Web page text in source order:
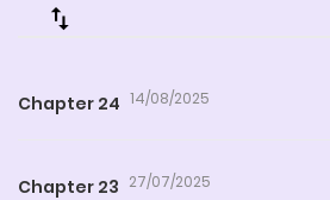
Chapter 24 14/08/2025
Chapter 23 27/07/2025